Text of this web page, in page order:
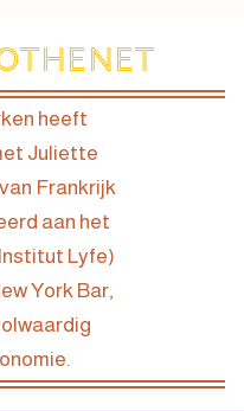
heeft
Juliette
Frankrijk
aan het
Lyfe)
York Bar,